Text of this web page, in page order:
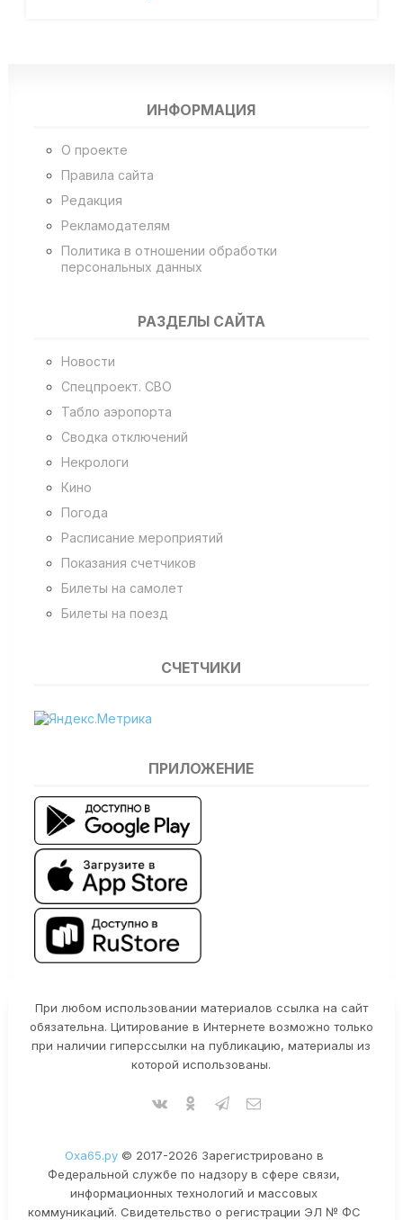
ИНФОРМАЦИЯ
О проекте
Правила сайта
Редакция
Рекламодателям
Политика в отношении обработки
персональных данных
РАЗДЕЛЫ САЙТА
Новости
Спецпроект. СВО
Табло аэропорта
Сводка отключений
Некрологи
Кино
Погода
Расписание мероприятий
Показания счетчиков
Билеты на самолет
Билеты на поезд
СЧЕТЧИКИ
ПРИЛОЖЕНИЕ
При любом использовании материалов ссылка на сайт
обязательна. Цитирование в Интернете возможно только
при наличии гиперссылки на публикацию, материалы из
которой использованы.
Оха65.ру© 2017-2026 Зарегистрировано в
Федеральной службе по надзору в сфере связи,
информационных технологий и массовых
коммуникаций. Свидетельство о регистрации ЭЛ № ФС